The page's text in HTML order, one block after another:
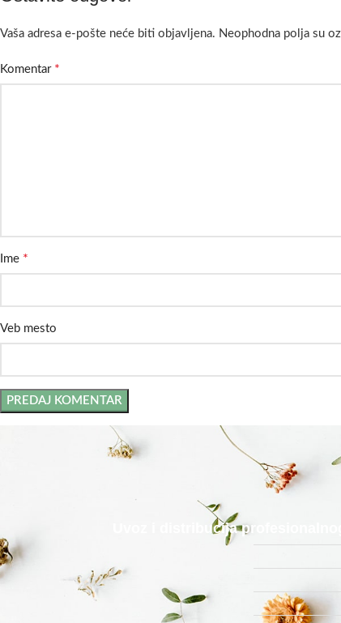
Vaša adresa e-pošte neće biti objavljena. Neophodna polja su
Komentar *
Ime *
Veb mesto
Uvoz i distribucija